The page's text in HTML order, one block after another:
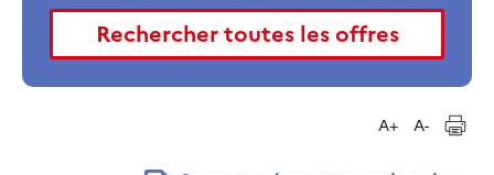
A+ A-